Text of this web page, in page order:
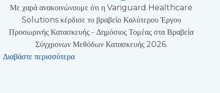
Με χαρά ανακοινώνουμε ότι η Vanguard Healthcare
Solutions κέρδισε το βραβείο Καλύτερου Έργου
Προσωρινής Κατασκευής - Δημόσιος Τομέας στα Βραβεία
Σύγχρονων Μεθόδων Κατασκευής 2026.
Διαβάστε περισσότερα